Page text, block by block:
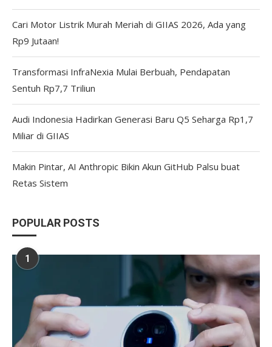
Cari Motor Listrik Murah Meriah di GIIAS 2026, Ada yang
Rp9 Jutaan!
Transformasi InfraNexia Mulai Berbuah, Pendapatan
Sentuh Rp7,7 Triliun
Audi Indonesia Hadirkan Generasi Baru Q5 Seharga Rp1,7
Miliar di GIIAS
Makin Pintar, AI Anthropic Bikin Akun GitHub Palsu buat
Retas Sistem
POPULAR POSTS
1